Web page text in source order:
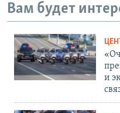
Вам будет
и